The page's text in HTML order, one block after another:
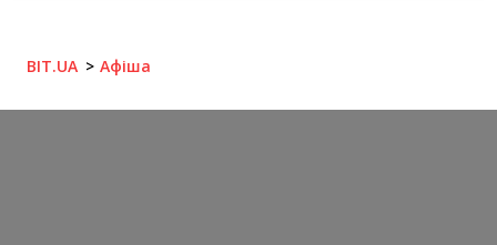
BIT.UA Афіша